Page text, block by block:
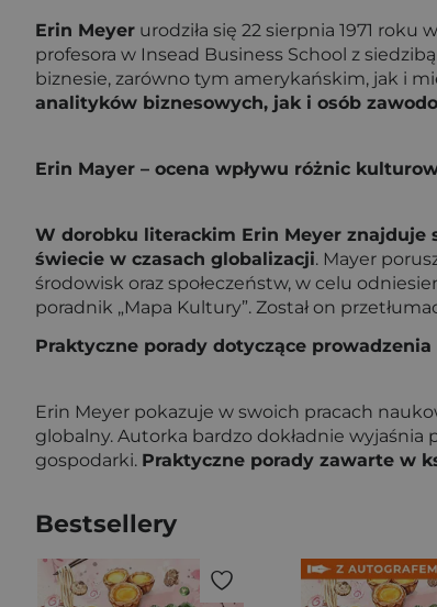
Erin Meyer urodziła się 22 sierpnia 1971
profesora w Insead Business School z
biznesie, zarówno tym amerykańskim, jak i
analityków biznesowych, jak i osób
Erin Mayer – ocena wpływu różnic
W dorobku literackim Erin Meyer
świecie w czasach globalizacji. Mayer
środowisk oraz społeczeństw, w celu
poradnik „Mapa Kultury”. Został on
Praktyczne porady dotyczące
Erin Meyer pokazuje w swoich pracach
globalny. Autorka bardzo dokładnie
gospodarki. Praktyczne porady zawarte w
Bestsellery